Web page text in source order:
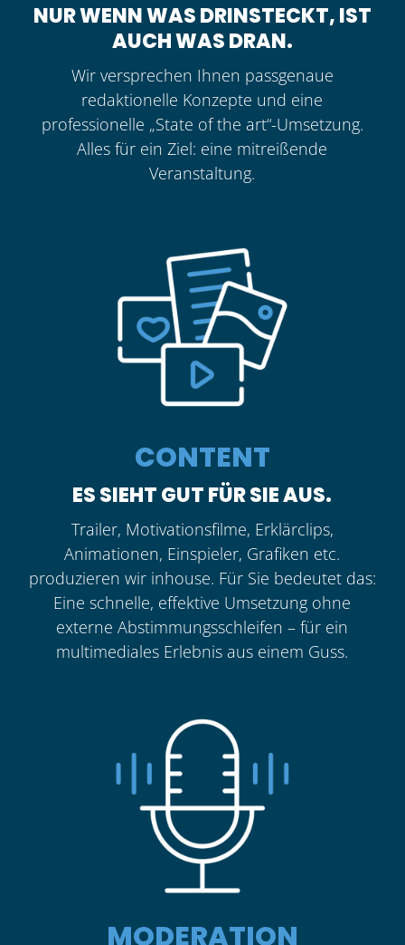
NUR WENN WAS DRINSTECKT, IST
AUCH WAS DRAN.
Wir versprechen Ihnen passgenaue
redaktionelle Konzepte und eine
professionelle „State of the art“-Umsetzung.
Alles für ein Ziel: eine mitreißende
Veranstaltung.
CONTENT
ES SIEHT GUT FÜR SIE AUS.
Trailer, Motivationsfilme, Erklärclips,
Animationen, Einspieler, Grafiken etc.
produzieren wir inhouse. Für Sie bedeutet das:
Eine schnelle, effektive Umsetzung ohne
externe Abstimmungsschleifen – für ein
multimediales Erlebnis aus einem Guss.
MODERATION